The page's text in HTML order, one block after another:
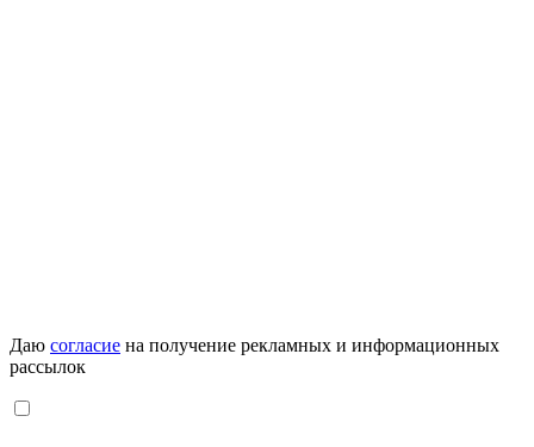
Даю согласие на получение рекламных и информационных
рассылок